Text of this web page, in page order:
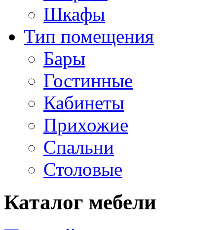
Шкафы
Тип помещения
Бары
Гостинные
Кабинеты
Прихожие
Спальни
Столовые
Каталог мебели